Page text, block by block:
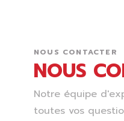
NOUS CONTACTER
NOUS
Notre équipe
toutes vos